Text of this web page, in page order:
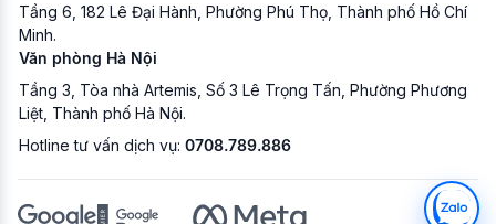
Tầng 6, 182 Lê Đại Hành, Phường Phú Thọ, Thành phố Hồ Chí
Minh.
Văn phòng Hà Nội
Tầng 3, Tòa nhà Artemis, Số 3 Lê Trọng Tấn, Phường Phương
Liệt, Thành phố Hà Nội.
Hotline tư vấn dịch vụ: 0708.789.886